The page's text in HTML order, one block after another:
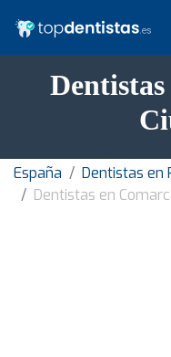
España
Dentistas en
Dentistas en